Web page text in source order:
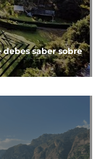
saber sobre